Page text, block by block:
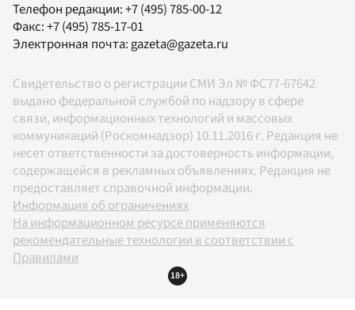
Телефон редакции:+7 (495) 785-00-12
Факс:+7 (495) 785-17-01
Электронная почта: gazeta@gazeta.ru
Свидетельство о регистрации СМИ Эл № ФС77-67642
выдано федеральной службой по надзору в сфере
связи, информационных технологий и массовых
коммуникаций (Роскомнадзор) 10.11.2016 г. Редакция не
несет ответственности за достоверность информации,
содержащейся в рекламных объявлениях. Редакция не
предоставляет справочной информации.
Информация об ограничениях
На информационном ресурсе применяются
рекомендательные технологии в соответствии с
Правилами
18+